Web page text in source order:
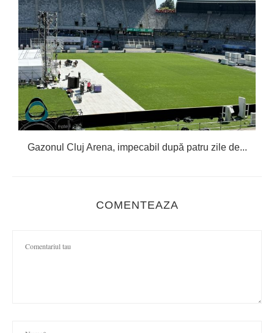
Gazonul Cluj Arena, impecabil după patru zile de...
COMENTEAZA